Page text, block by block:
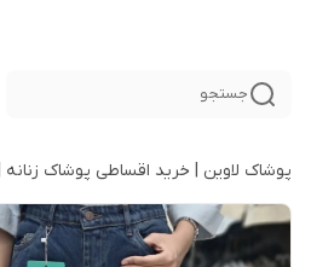
جستجو
پوشاک لاوین | خرید اقساطی پوشاک